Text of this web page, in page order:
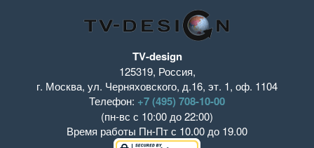
TV-design
125319, Россия,
г. Москва, ул. Черняховского, д.16, эт. 1, оф. 1104
Телефон: +7 (495) 708-10-00
(пн-вс с 10:00 до 22:00)
Время работы Пн-Пт с 10.00 до 19.00